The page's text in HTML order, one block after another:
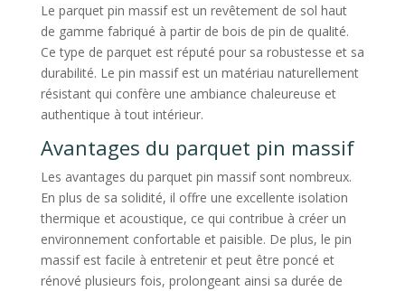
Le parquet pin massif est un revêtement de sol haut
de gamme fabriqué à partir de bois de pin de qualité.
Ce type de parquet est réputé pour sa robustesse et sa
durabilité. Le pin massif est un matériau naturellement
résistant qui confère une ambiance chaleureuse et
authentique à tout intérieur.
Avantages du parquet pin massif
Les avantages du parquet pin massif sont nombreux.
En plus de sa solidité, il offre une excellente isolation
thermique et acoustique, ce qui contribue à créer un
environnement confortable et paisible. De plus, le pin
massif est facile à entretenir et peut être poncé et
rénové plusieurs fois, prolongeant ainsi sa durée de